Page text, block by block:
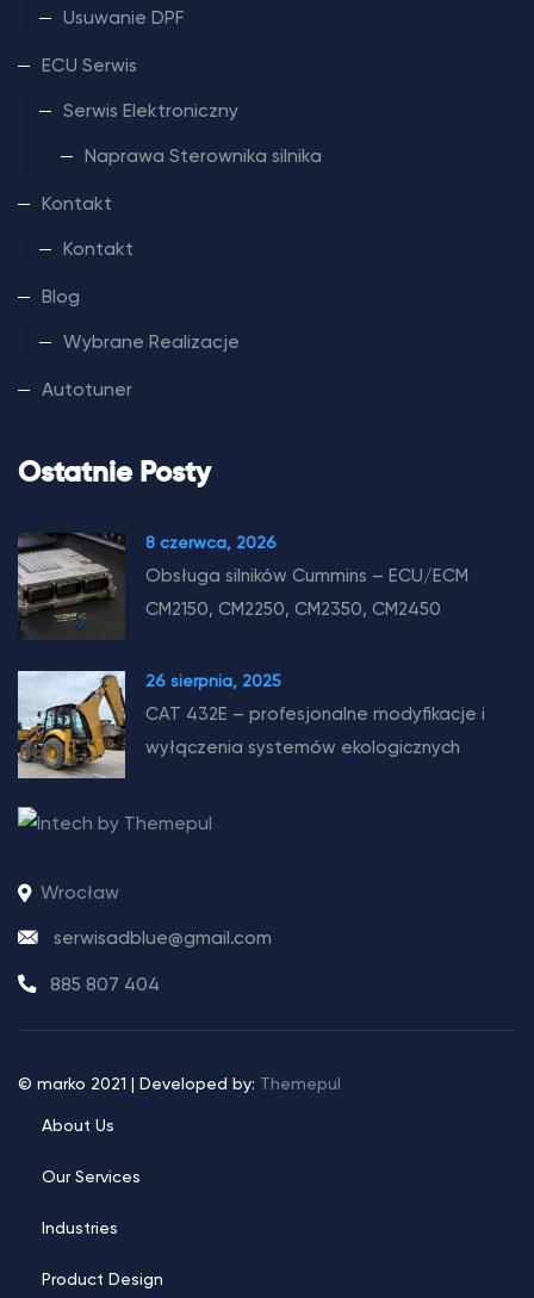
Usuwanie DPF
ECU Serwis
Serwis Elektroniczny
Naprawa Sterownika silnika
Kontakt
Kontakt
Blog
Wybrane Realizacje
Autotuner
Ostatnie Posty
8 czerwca, 2026
Obsługa silników Cummins – ECU/ECM
CM2150, CM2250, CM2350, CM2450
26 sierpnia, 2025
CAT 432E – profesjonalne modyfikacje i
wyłączenia systemów ekologicznych
Wrocław
serwisadblue@gmail.com
885 807 404
© marko 2021 | Developed by: Themepul
About Us
Our Services
Industries
Product Design